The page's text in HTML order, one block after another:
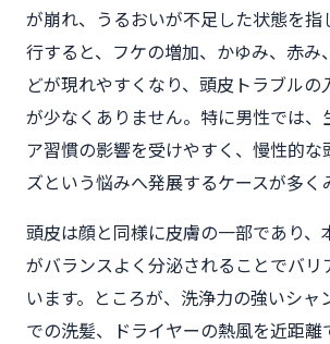
が崩れ、うるおいが不足した状態を指
行すると、フケの増加、かゆみ、赤み
どが現れやすくなり、頭皮トラブルの
が少なくありません。特に男性では、
ア習慣の影響を受けやすく、慢性的な
ズという悩みへ発展するケースが多く
頭皮は顔と同様に皮膚の一部であり、
がバランスよく分泌されることでバリ
います。ところが、洗浄力の強いシャ
での洗髪、ドライヤーの熱風を近距